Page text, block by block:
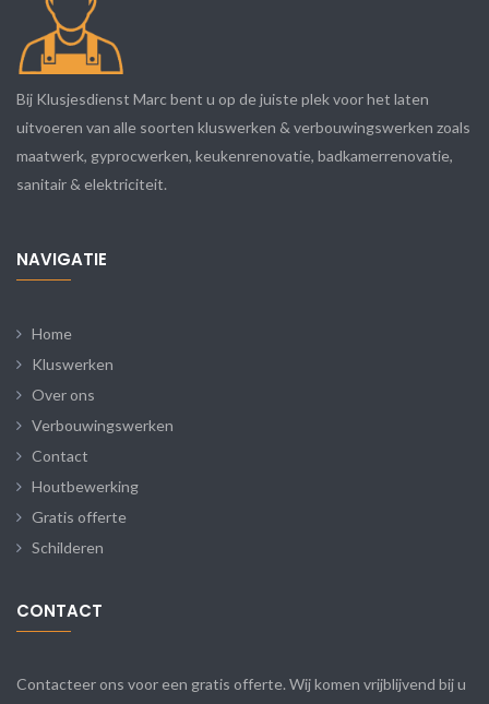
Bij Klusjesdienst Marc bent u op de juiste plek voor het laten
uitvoeren van alle soorten kluswerken & verbouwingswerken zoals
maatwerk, gyprocwerken, keukenrenovatie, badkamerrenovatie,
sanitair & elektriciteit.
NAVIGATIE
Home
Kluswerken
Over ons
Verbouwingswerken
Contact
Houtbewerking
Gratis offerte
Schilderen
CONTACT
Contacteer ons voor een gratis offerte. Wij komen vrijblijvend bij u